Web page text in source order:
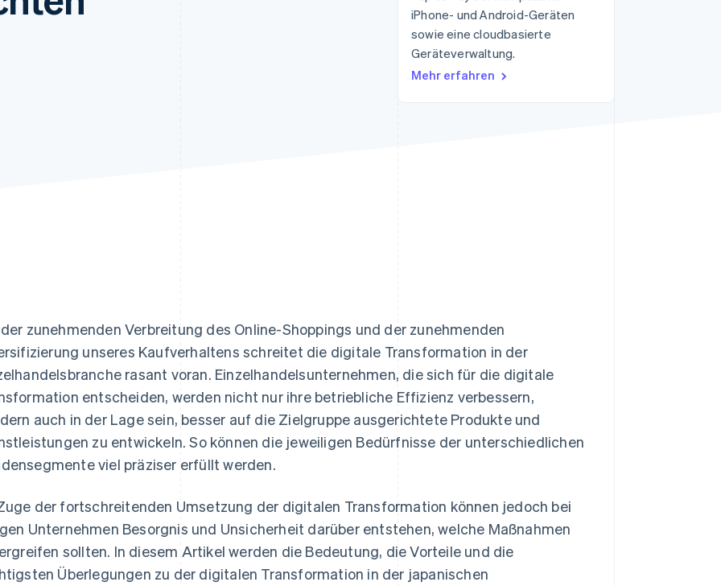
Wirtschaftsinfrastruktur
iPhone- und Android-Geräten
sowie eine cloudbasierte
Geräteverwaltung.
Mehr erfahren
zunehmenden Verbreitung des Online-Shoppings und der zunehmenden
unseres Kaufverhaltens schreitet die digitale Transformation in der
rasant voran. Einzelhandelsunternehmen, die sich für die digitale
entscheiden, werden nicht nur ihre betriebliche Effizienz verbessern,
auch in der Lage sein, besser auf die Zielgruppe ausgerichtete Produkte und
zu entwickeln. So können die jeweiligen Bedürfnisse der unterschiedlichen
viel präziser erfüllt werden.
der fortschreitenden Umsetzung der digitalen Transformation können jedoch bei
Unternehmen Besorgnis und Unsicherheit darüber entstehen, welche Maßnahmen
sollten. In diesem Artikel werden die Bedeutung, die Vorteile und die
Überlegungen zu der digitalen Transformation in der japanischen